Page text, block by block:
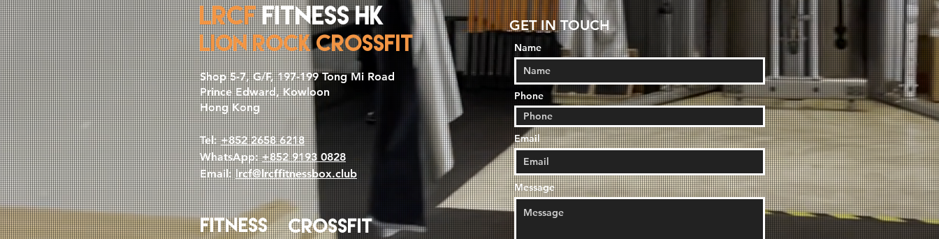
LRCFFitness HK
LION ROCK CrossFit
​Shop 5-7, G/F, 197-199 Tong Mi Road
Prince Edward, Kowloon
Hong Kong
Tel:+852 2658 6218
WhatsApp:+852 9193 0828
Email:lrcf@lrcffitnessbox.club
Fitness Crossfit
GET IN TOUCH
Name
Phone
Email
Message